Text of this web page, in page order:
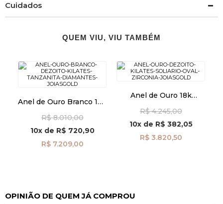
Cuidados
QUEM VIU, VIU TAMBÉM
Anel de Ouro Branco 18k
Diamantes an41482
R$ 8.010,00
10xde R$ 720,90
R$ 7.209,00
Anel de Ouro 18k
Zircônia an42005
R$ 4.245,00
10xde R$ 382,05
R$ 3.820,50
OPINIÃO DE QUEM JÁ COMPROU